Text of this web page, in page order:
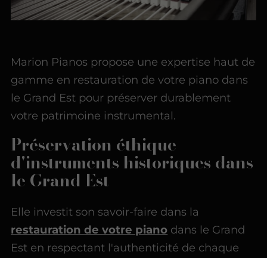
Marion Pianos propose une expertise haut de
gamme en restauration de votre piano dans
le Grand Est pour préserver durablement
votre patrimoine instrumental.
Préservation éthique
d'instruments historiques dans
le Grand Est
Elle investit son savoir-faire dans la
restauration de votre piano dans le Grand
Est en respectant l'authenticité de chaque